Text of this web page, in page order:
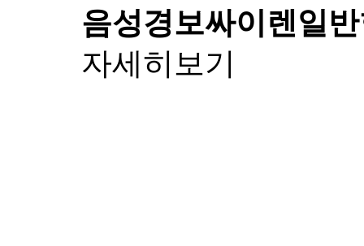
음성경보싸이렌일
자세히보기